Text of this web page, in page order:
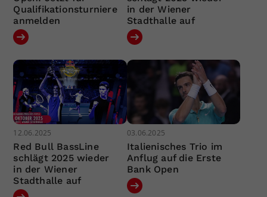
Qualifikationsturniere
anmelden
in der Wiener
Stadthalle auf
12.06.2025
Red Bull BassLine
schlägt 2025 wieder
in der Wiener
Stadthalle auf
03.06.2025
Italienisches Trio im
Anflug auf die Erste
Bank Open